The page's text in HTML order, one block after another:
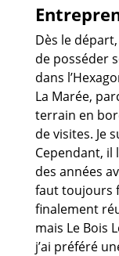
Dès le
de posséder
dans
La Marée,
terrain en
de visites. Je
Cependant,
des années
faut toujours
finalement
mais Le Bois
j’ai préféré